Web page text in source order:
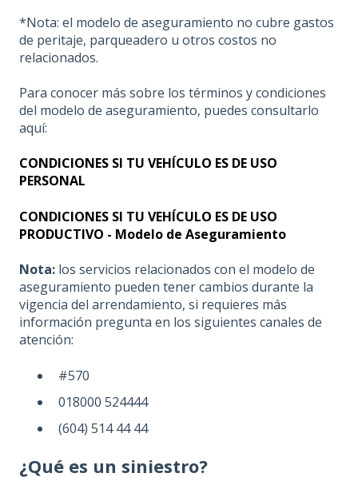
*Nota: el modelo de aseguramiento no cubre gastos
de peritaje, parqueadero u otros costos no
relacionados.
Para conocer más sobre los términos y condiciones
del modelo de aseguramiento, puedes consultarlo
aquí:
CONDICIONES SI TU VEHÍCULO ES DE USO
PERSONAL
CONDICIONES SI TU VEHÍCULO ES DE USO
PRODUCTIVO - Modelo de Aseguramiento
Nota: los servicios relacionados con el modelo de
aseguramiento pueden tener cambios durante la
vigencia del arrendamiento, si requieres más
información pregunta en los siguientes canales de
atención:
#570
018000 524444
(604) 514 44 44
¿Qué es un siniestro?